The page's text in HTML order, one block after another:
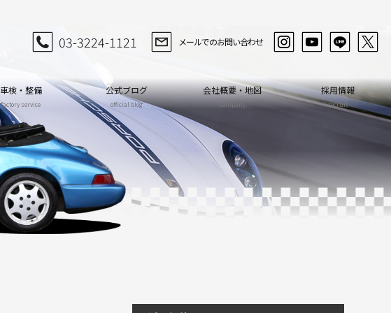
車検・整備
factory service
公式ブログ
official blog
会社概要・地図
company
採用情報
recruit
03-3224-1121 メールでのお問い合わせ